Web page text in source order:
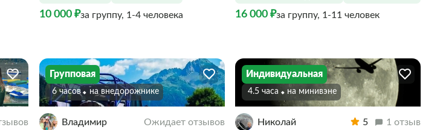
10 000 ₽за группу, 1-4 человека 16 000 ₽за группу, 1-11 человек
Групповая
6 часов На внедорожнике
Владимир Ожидает отзывов
Индивидуальная
4.5 часа На минивэне
Николай 5 1 отзыв